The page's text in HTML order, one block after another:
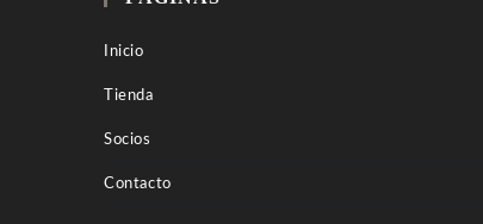
Inicio
Tienda
Socios
Contacto